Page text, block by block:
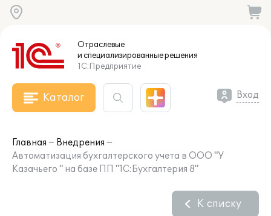
Отраслевые
и специализированныерешения
1С:Предприятие
Каталог Вход
Главная
Внедрения
Автоматизация бухгалтерского учета в ООО "У
Казачьего " на базе ПП "1С:Бухгалтерия 8"
К списку